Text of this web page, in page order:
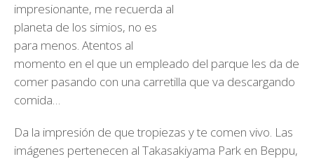
impresionante, me recuerda al
planeta de los simios, no es
para menos. Atentos al
momento en el que un empleado del parque les da de
comer pasando con una carretilla que va descargando
comida…
Da la impresión de que tropiezas y te comen vivo. Las
imágenes pertenecen al Takasakiyama Park en Beppu,